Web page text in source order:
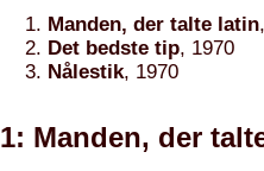
Manden, der talte latin
Det bedste tip, 1970
Nålestik, 1970
1: Manden, der